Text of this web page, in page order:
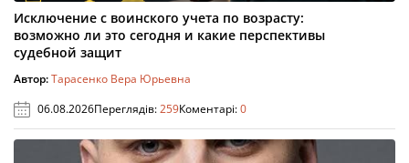
Исключение с воинского учета по возрасту:
возможно ли это сегодня и какие перспективы
судебной защит
Автор:Тарасенко Вера Юрьевна
06.08.2026Переглядів:259Коментарі:0